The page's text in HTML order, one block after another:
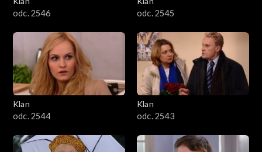
odc. 2546
odc. 2545
Klan
odc. 2544
Klan
odc. 2543